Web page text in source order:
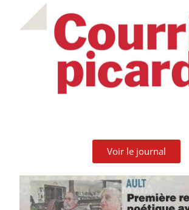
Voir le journal